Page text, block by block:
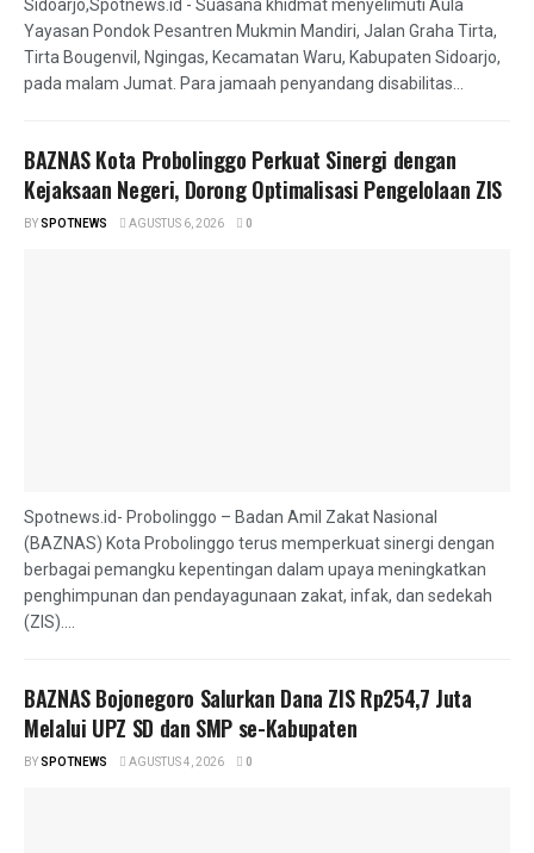
Sidoarjo,Spotnews.id - Suasana khidmat menyelimuti Aula
Yayasan Pondok Pesantren Mukmin Mandiri, Jalan Graha Tirta,
Tirta Bougenvil, Ngingas, Kecamatan Waru, Kabupaten Sidoarjo,
pada malam Jumat. Para jamaah penyandang disabilitas...
BAZNAS Kota Probolinggo Perkuat Sinergi dengan
Kejaksaan Negeri, Dorong Optimalisasi Pengelolaan ZIS
BYSPOTNEWS AGUSTUS 6, 2026 0
Spotnews.id- Probolinggo – Badan Amil Zakat Nasional
(BAZNAS) Kota Probolinggo terus memperkuat sinergi dengan
berbagai pemangku kepentingan dalam upaya meningkatkan
penghimpunan dan pendayagunaan zakat, infak, dan sedekah
(ZIS)....
BAZNAS Bojonegoro Salurkan Dana ZIS Rp254,7 Juta
Melalui UPZ SD dan SMP se-Kabupaten
BYSPOTNEWS AGUSTUS 4, 2026 0